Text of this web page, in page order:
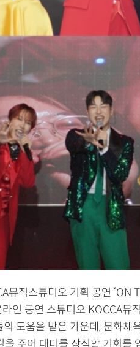
뮤직스튜디오 기획 공연 ‘ON
인 공연 스튜디오 KOCCA뮤
도움을 받은 가운데, 문화체
주어 대미를 장식할 기회를